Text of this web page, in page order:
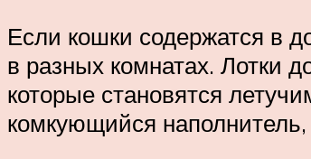
Если кошки содержатся в
в разных комнатах. Лотки
которые становятся
комкующийся